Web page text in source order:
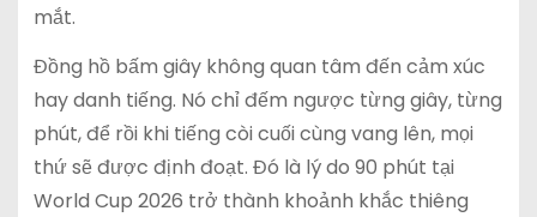
mắt.
Đồng hồ bấm giây không quan tâm đến cảm xúc
hay danh tiếng. Nó chỉ đếm ngược từng giây, từng
phút, để rồi khi tiếng còi cuối cùng vang lên, mọi
thứ sẽ được định đoạt. Đó là lý do 90 phút tại
World Cup 2026 trở thành khoảnh khắc thiêng